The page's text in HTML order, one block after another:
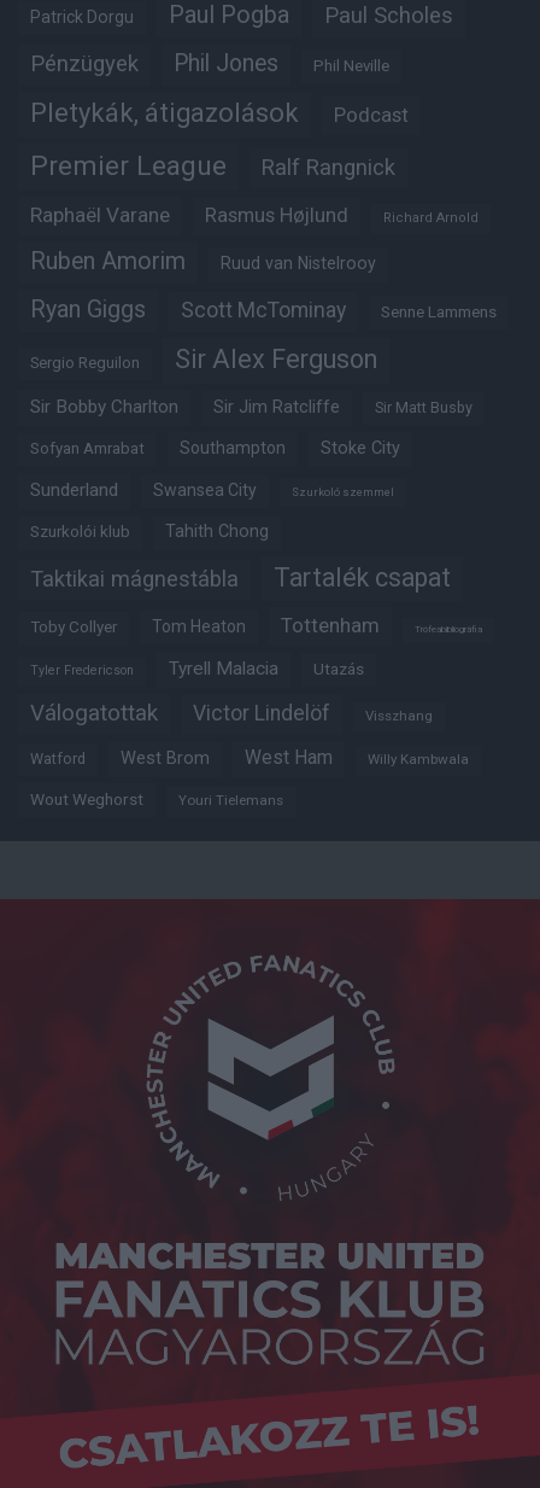
Patrick Dorgu Paul Pogba Paul Scholes
Pénzügyek Phil Jones Phil Neville
Pletykák, átigazolások Podcast
Premier League Ralf Rangnick
Raphaël Varane Rasmus Højlund Richard Arnold
Ruben Amorim Ruud van Nistelrooy
Ryan Giggs Scott McTominay Senne Lammens
Sergio Reguilon Sir Alex Ferguson
Sir Bobby Charlton Sir Jim Ratcliffe Sir Matt Busby
Sofyan Amrabat Southampton Stoke City
Sunderland Swansea City Szurkoló szemmel
Szurkolói klub Tahith Chong
Taktikai mágnestábla Tartalék csapat
Toby Collyer Tom Heaton Tottenham Trófeabibliográfia
Tyler Fredericson Tyrell Malacia Utazás
Válogatottak Victor Lindelöf Visszhang
Watford West Brom West Ham Willy Kambwala
Wout Weghorst Youri Tielemans